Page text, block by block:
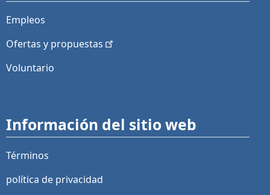
Empleos
Ofertas y propuestas
Voluntario
Información del sitio web
Términos
política de privacidad